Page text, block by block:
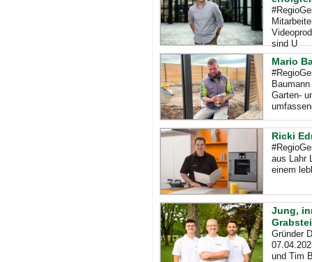
sind U
Mario
Garten-
Ricki
aus Lahr
einem
Jung,
Gründer
und Tim